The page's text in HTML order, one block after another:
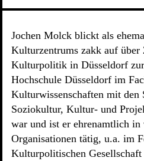
Jochen Molck blickt als
Kulturzentrums zakk auf über
Kulturpolitik in Düsseldorf
Hochschule Düsseldorf im
Kulturwissenschaften mit den
Soziokultur, Kultur- und
war und ist er ehrenamtlich
Organisationen tätig, u.a. im
Kulturpolitischen